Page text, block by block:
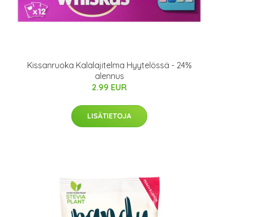
Kissanruoka Kalalajitelma Hyytelössä - 24%
alennus
2.99 EUR
LISÄTIETOJA